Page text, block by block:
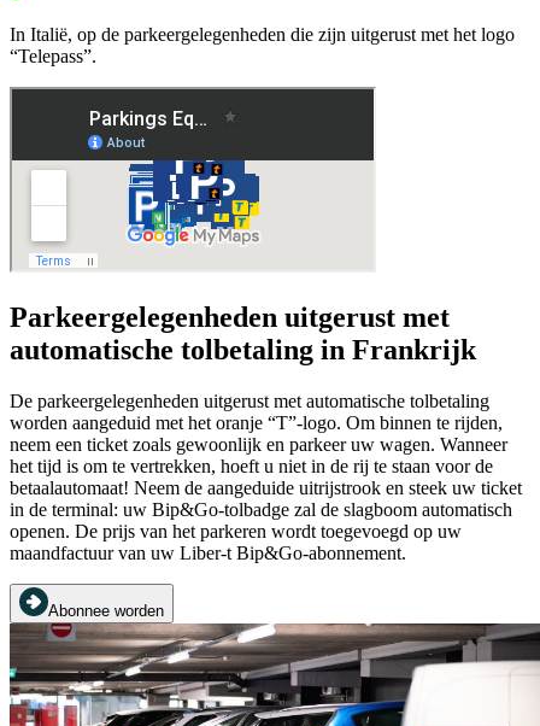
In Italië, op de parkeergelegenheden die zijn uitgerust met het logo
“Telepass”.
Parkeergelegenheden uitgerust met
automatische tolbetaling in Frankrijk
De parkeergelegenheden uitgerust met automatische tolbetaling
worden aangeduid met het oranje “T”-logo. Om binnen te rijden,
neem een ticket zoals gewoonlijk en parkeer uw wagen. Wanneer
het tijd is om te vertrekken, hoeft u niet in de rij te staan voor de
betaalautomaat! Neem de aangeduide uitrijstrook en steek uw ticket
in de terminal: uw Bip&Go-tolbadge zal de slagboom automatisch
openen. De prijs van het parkeren wordt toegevoegd op uw
maandfactuur van uw Liber-t Bip&Go-abonnement.
Abonnee worden